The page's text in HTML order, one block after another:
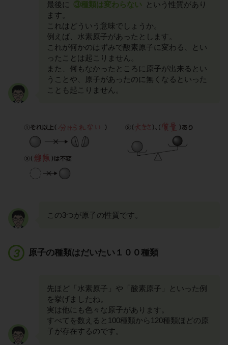
最後に ③種類は変わらない
という性質があり
ます。
これはどういう意味でしょうか。
例えば、水素原子があったとします。
これが何かのはずみで酸素原子に変わる、とい
ったことは起こりません。
また、何もなかったところに原子が出来るとい
うことや、原子があったのに無くなるといった
ことも起こりません。
この3つが原子の性質です。
原子の種類はだいたい１００種類
先ほど「水素原子」や「酸素原子」といった例
を挙げましたね。
実は他にも色々な原子があります。
すべてを数えると100種類から120種類ほどの原
子が存在するのです。